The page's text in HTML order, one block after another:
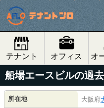
テナント オフィス オ
船場エースビルの過
所在地 大阪府